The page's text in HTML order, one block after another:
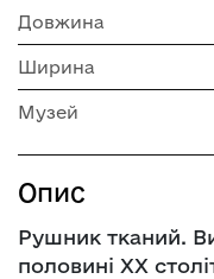
Довжина
Ширина
Музей
Опис
Рушник тканий.
половині ХХ